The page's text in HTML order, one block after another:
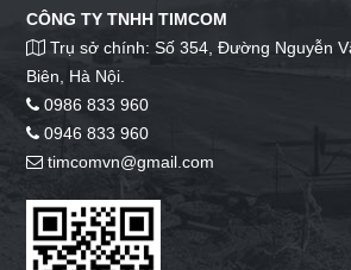
CÔNG TY TNHH TIMCOM
Trụ sở chính: Số 354, Đường Nguyễn
Biên, Hà Nội.
0986 833 960
0946 833 960
timcomvn@gmail.com